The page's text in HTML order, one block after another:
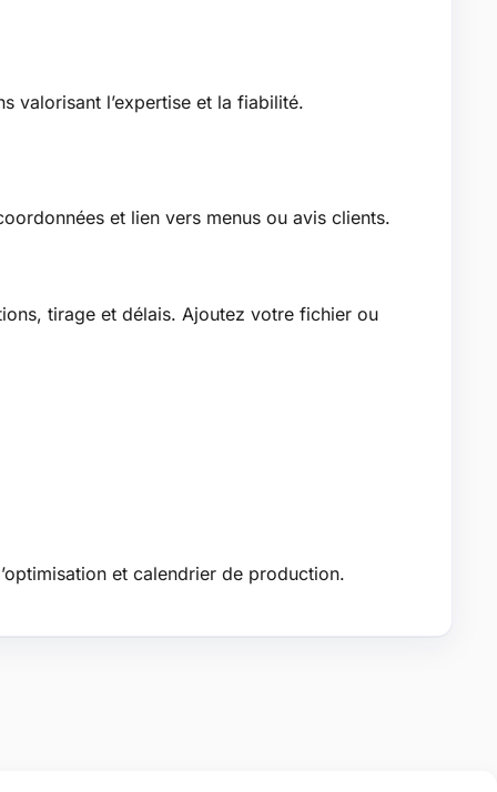
valorisant l’expertise et la fiabilité.
et lien vers menus ou avis clients.
tirage et délais. Ajoutez votre fichier ou
et calendrier de production.